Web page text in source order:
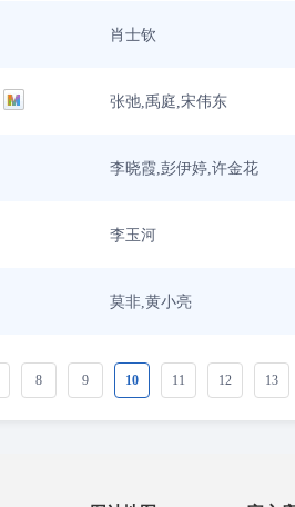
肖士钦
张弛,禹庭,宋伟东
李晓霞,彭伊婷,许金花
李玉河
莫非,黄小亮
8 9 10 11 12 13